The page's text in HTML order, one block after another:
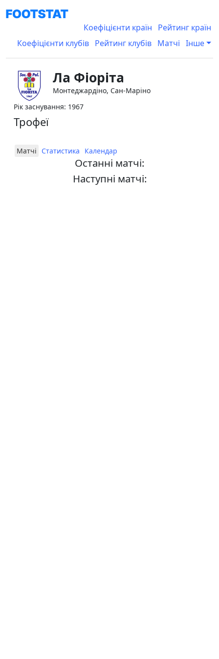
Коефіцієнти країн
Рейтинг країн
Коефіцієнти клубів Рейтинг клубів Матчі Інше
Ла Фіоріта
Монтеджардіно, Сан-Маріно
Рік заснування: 1967
Трофеї
Матчі Статистика Календар
Останні матчі:
Наступні матчі: